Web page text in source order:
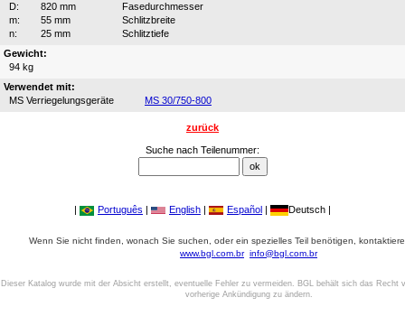
D:
820 mm
Fasedurchmesser
m:
55 mm
Schlitzbreite
n:
25 mm
Schlitztiefe
Gewicht:
94 kg
Verwendet mit:
MS Verriegelungsgeräte
MS 30/750-800
zurück
Suche nach Teilenummer:
| Português | English | Español | Deutsch |
Wenn Sie nicht finden, wonach Sie suchen, oder ein spezielles Teil benötigen,
www.bgl.com.br info@bgl.com.br
Dieser Katalog wurde mit der Absicht erstellt, eventuelle Fehler zu vermeiden. BGL behält sich das Recht
vorherige Ankündigung zu ändern.